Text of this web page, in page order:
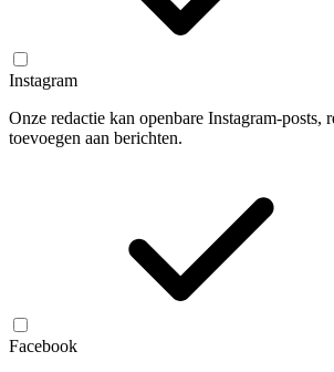
Instagram
Onze redactie kan openbare Instagram-posts,
toevoegen aan berichten.
Facebook